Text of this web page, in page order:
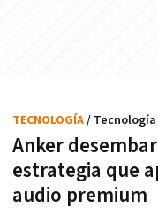
Anker
estrategia que
audio premium
TECNOLOGÍA/ Tecnología